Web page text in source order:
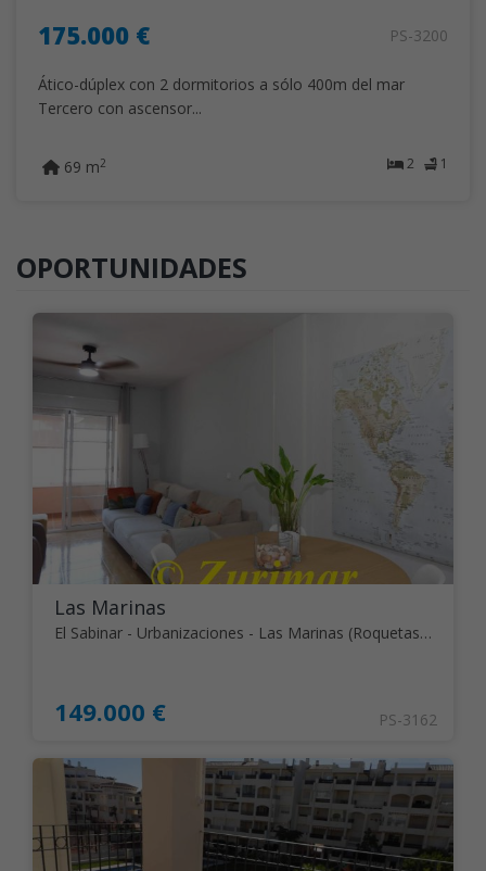
175.000 € PS-3200
Ático-dúplex con 2 dormitorios a sólo 400m del mar
Tercero con ascensor...
2 1
69 m2
OPORTUNIDADES
Las Marinas
El Sabinar - Urbanizaciones - Las Marinas (Roquetas de Mar)
149.000 € PS-3162